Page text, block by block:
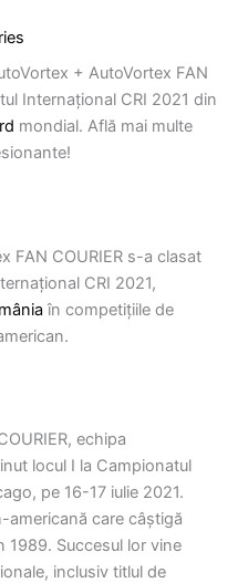
+ AutoVortex FAN
Internațional CRI 2021 din
mondial. Află mai multe
FAN COURIER s-a clasat
CRI 2021,
în competițiile de
echipa
locul I la Campionatul
pe 16-17 iulie 2021.
care câștigă
1989. Succesul lor vine
inclusiv titlul de